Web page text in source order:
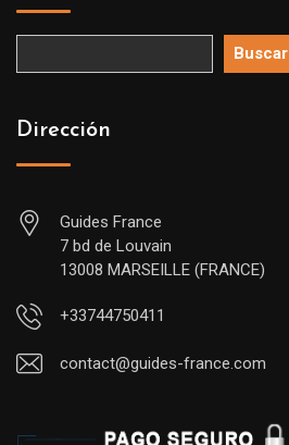
Buscar
Dirección
Guides France
7 bd de Louvain
13008 MARSEILLE (FRANCE)
+33744750411
contact@guides-france.com